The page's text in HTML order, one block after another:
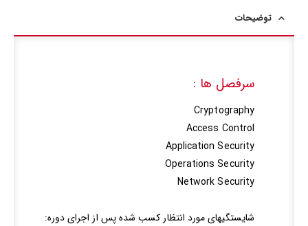
توضیحات
سرفصل ها :
Cryptography
Access Control
Application Security
Operations Security
Network Security
شايستگيهاي مورد انتظار کسب شده پس از اجراي دوره: